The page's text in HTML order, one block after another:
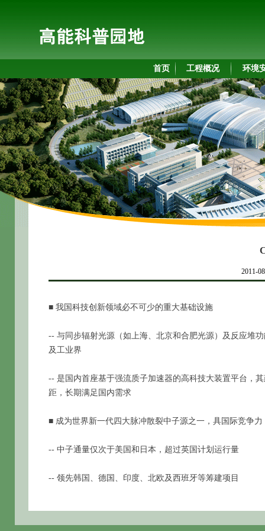
首页 工程概况 环境
2011-
■ 我国科技创新领域必不可少的重大基础设施
-- 与同步辐射光源（如上海、北京和合肥光源）及反应堆
及工业界
-- 是国内首座基于强流质子加速器的高科技大装置平台，
距，长期满足国内需求
■ 成为世界新一代四大脉冲散裂中子源之一，具国际竞争力
-- 中子通量仅次于美国和日本，超过英国计划运行量
-- 领先韩国、德国、印度、北欧及西班牙等筹建项目